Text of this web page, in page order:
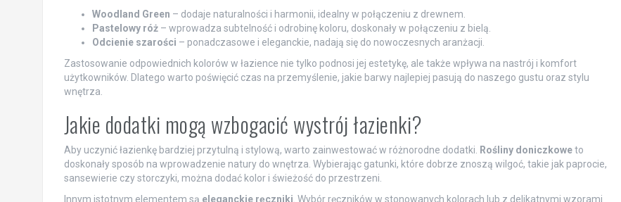
Woodland Green – dodaje naturalności i harmonii, idealny w połączeniu z drewnem.
Pastelowy róż– wprowadza subtelność i odrobinę koloru, doskonały w połączeniu z bielą.
Odcienie szarości – ponadczasowe i eleganckie, nadają się do nowoczesnych aranżacji.
Zastosowanie odpowiednich kolorów w łazience nie tylko podnosi jej estetykę, ale także wpływa na nastrój i komfort
użytkowników. Dlatego warto poświęcić czas na przemyślenie, jakie barwy najlepiej pasują do naszego gustu oraz stylu
wnętrza.
Jakie dodatki mogą wzbogacić wystrój łazienki?
Aby uczynić łazienkę bardziej przytulną i stylową, warto zainwestować w różnorodne dodatki. Rośliny doniczkoweto
doskonały sposób na wprowadzenie natury do wnętrza. Wybierając gatunki, które dobrze znoszą wilgoć, takie jak paprocie,
sansewierie czy storczyki, można dodać kolor i świeżość do przestrzeni.
Innym istotnym elementem są eleganckie ręczniki . Wybór ręczników w stonowanych kolorach lub z delikatnymi wzorami